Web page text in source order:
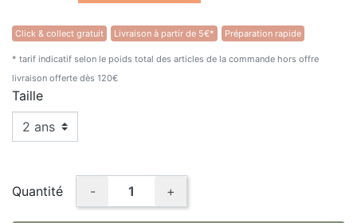
Click & collect gratuit Livraison à partir de 5€* Préparation rapide
* tarif indicatif selon le poids total des articles de la commande hors offre
livraison offerte dès 120€
Taille
Quantité - +